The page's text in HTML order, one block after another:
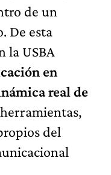
de un
De esta
la USBA
en
real de
del